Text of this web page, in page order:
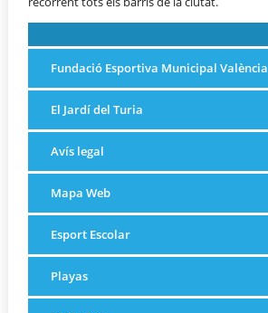
Fundació Esportiva Municipal València
El Jardí del Turia
Avís legal
Mapa Web
Esport Escolar
Playas